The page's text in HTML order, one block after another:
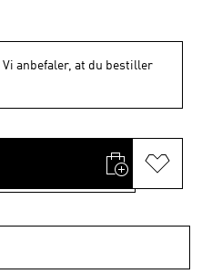
Vi anbefaler, at du bestiller